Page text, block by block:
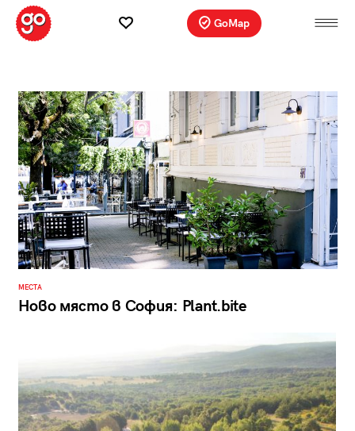
GoMap
МЕСТА
Ново място в София: Plant.bite